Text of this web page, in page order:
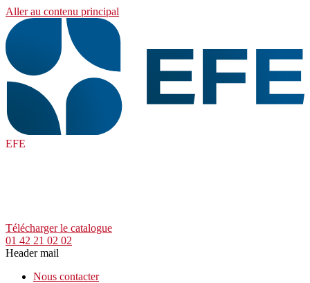
Aller au contenu principal
EFE
Télécharger le catalogue
01 42 21 02 02
Header mail
Nous contacter